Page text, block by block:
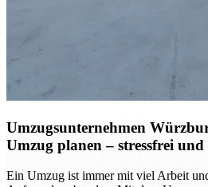
Umzugsunternehmen
Umzug planen – stressfrei und
Ein Umzug ist immer mit viel Arbeit